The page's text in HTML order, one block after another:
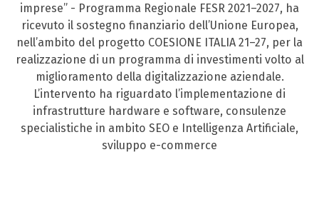
imprese” - Programma Regionale FESR 2021–2027, ha
ricevuto il sostegno finanziario dell’Unione Europea,
nell’ambito del progetto COESIONE ITALIA 21–27, per la
realizzazione di un programma di investimenti volto al
miglioramento della digitalizzazione aziendale.
L’intervento ha riguardato l’implementazione di
infrastrutture hardware e software, consulenze
specialistiche in ambito SEO e Intelligenza Artificiale,
sviluppo e-commerce